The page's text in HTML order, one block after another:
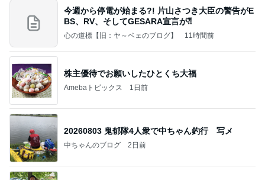
今週から停電が始まる?! 片山さつき大臣の警告がE
BS、RV、そしてGESARA宣言が⁈
心の道標【旧：ヤ～ベェのブログ】 11時間前
株主優待でお願いしたひとくち大福
Amebaトピックス 1日前
20260803 鬼郁隊4人衆で中ちゃん釣行 写メ
中ちゃんのブログ 2日前